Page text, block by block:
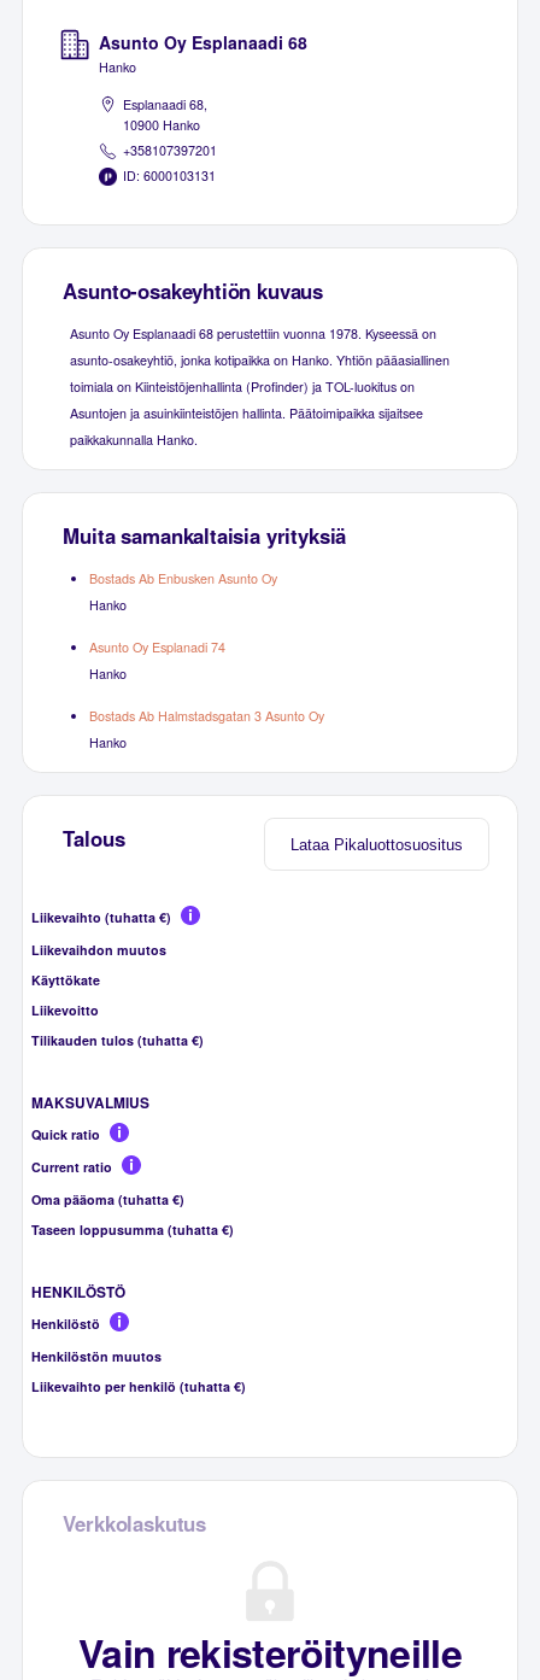
Asunto Oy Esplanaadi 68
Hanko
Esplanaadi 68,
10900 Hanko
+358107397201
ID: 6000103131
Asunto-osakeyhtiön kuvaus
Asunto Oy Esplanaadi 68 perustettiin vuonna 1978. Kyseessä on
asunto-osakeyhtiö, jonka kotipaikka on Hanko. Yhtiön pääasiallinen
toimiala on Kiinteistöjenhallinta (Profinder) ja TOL-luokitus on
Asuntojen ja asuinkiinteistöjen hallinta. Päätoimipaikka sijaitsee
paikkakunnalla Hanko.
Muita samankaltaisia yrityksiä
Bostads Ab Enbusken Asunto Oy
Hanko
Asunto Oy Esplanadi 74
Hanko
Bostads Ab Halmstadsgatan 3 Asunto Oy
Hanko
Lataa Pikaluottosuositus
Talous
Liikevaihto (tuhatta €)
Liikevaihdon muutos
Käyttökate
Liikevoitto
Tilikauden tulos (tuhatta €)
MAKSUVALMIUS
Quick ratio
Current ratio
Oma pääoma (tuhatta €)
Taseen loppusumma (tuhatta €)
HENKILÖSTÖ
Henkilöstö
Henkilöstön muutos
Liikevaihto per henkilö (tuhatta €)
Verkkolaskutus
Vain rekisteröityneille